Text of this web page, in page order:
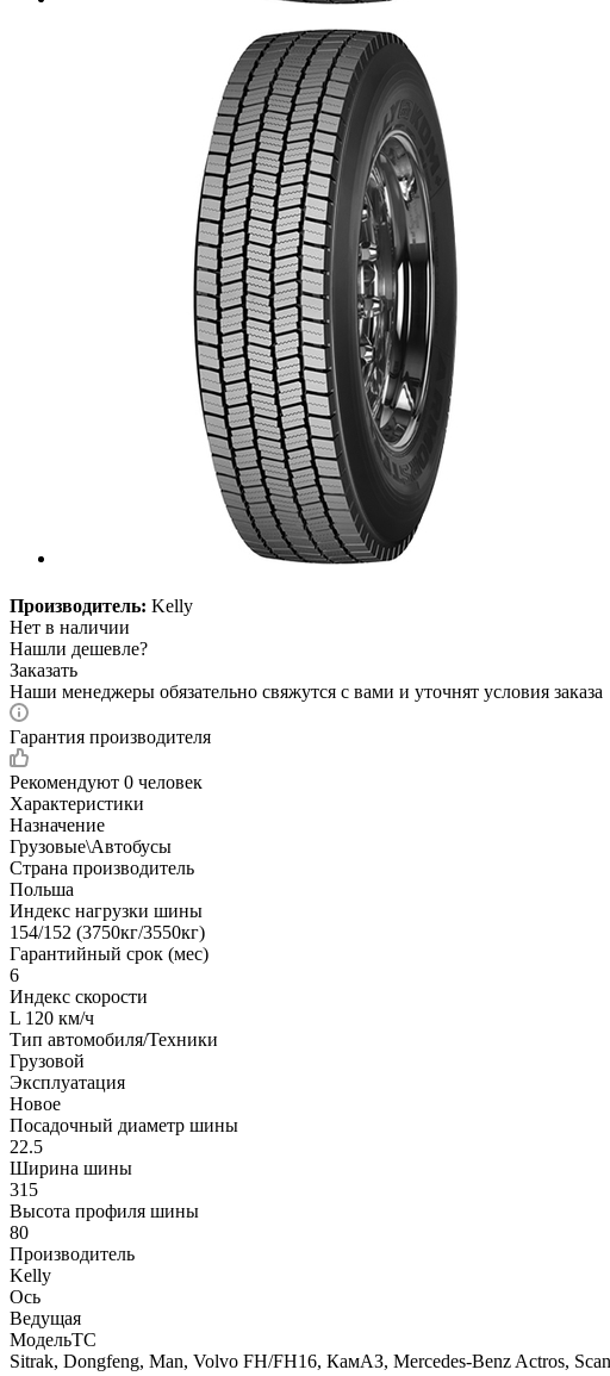
Производитель: Kelly
Нет в наличии
Нашли дешевле?
Заказать
Наши менеджеры обязательно свяжутся с вами и уточнят условия заказа
Гарантия производителя
Рекомендуют 0 человек
Характеристики
Назначение
Грузовые\Автобусы
Страна производитель
Польша
Индекс нагрузки шины
154/152 (3750кг/3550кг)
Гарантийный срок (мес)
6
Индекс скорости
L 120 км/ч
Тип автомобиля/Техники
Грузовой
Эксплуатация
Новое
Посадочный диаметр шины
22.5
Ширина шины
315
Высота профиля шины
80
Производитель
Kelly
Ось
Ведущая
МодельТС
Sitrak, Dongfeng, Man, Volvo FH/FH16, КамАЗ, Mercedes-Benz Actros,